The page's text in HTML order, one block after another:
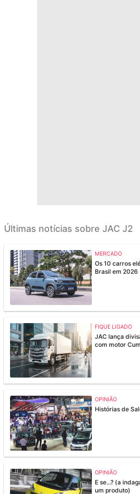
Últimas notícias sobre JAC J2
MERCADO
Os 10 carros
Brasil em 2026
FIQUE LIGADO
JAC lança
com motor
OPINIÃO
Histórias de
OPINIÃO
E se...? (a
um produto)